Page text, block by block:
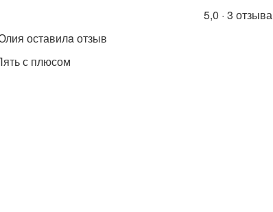
5,0 · 3 отзыва
оставилa отзыв
с плюсом